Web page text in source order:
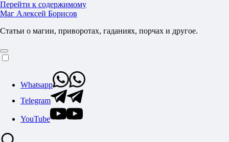
Перейти к содержимому
Маг Алексей Борисов
Статьи о магии, приворотах, гаданиях, порчах и другое.
Whatsapp
Telegram
YouTube